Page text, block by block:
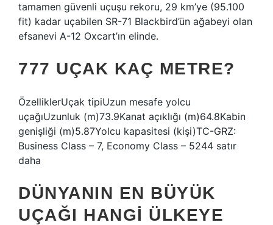
tamamen güvenli uçuşu rekoru, 29 km’ye (95.100
fit) kadar uçabilen SR-71 Blackbird’ün ağabeyi olan
efsanevi A-12 Oxcart’ın elinde.
777 UÇAK KAÇ METRE?
ÖzelliklerUçak tipiUzun mesafe yolcu
uçağıUzunluk (m)73.9Kanat açıklığı (m)64.8Kabin
genişliği (m)5.87Yolcu kapasitesi (kişi)TC-GRZ:
Business Class – 7, Economy Class – 5244 satır
daha
DÜNYANIN EN BÜYÜK
UÇAĞI HANGI ÜLKEYE